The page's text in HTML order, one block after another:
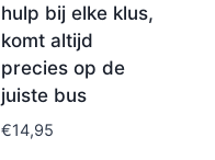
hulp bij elke klus,
komt altijd
precies op de
juiste bus
€14,95